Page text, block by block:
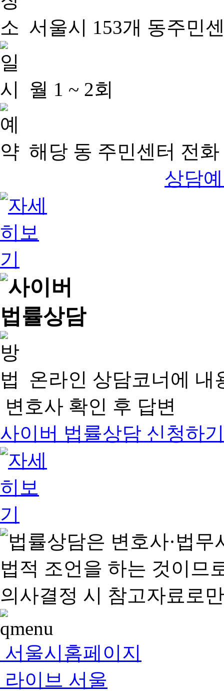
서울시 153개 동주민
월 1 ~ 2회
해당 동 주민센터 전
상담
온라인 상담코너에 내
변호사 확인 후 답변
사이버 법률상담 신청하기
서울시홈페이지
라이브 서울